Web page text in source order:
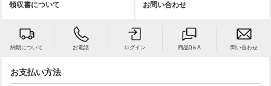
領収書について お問い合わせ
納期について お電話 ログイン 商品Q＆A 問い合わせ
お支払い方法